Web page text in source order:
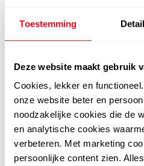
Toestemming
Deze website maakt gebruik
Cookies, lekker en
onze website beter en
noodzakelijke cookies die de
en analytische cookies
verbeteren. Met marketing
persoonlijke content zien.